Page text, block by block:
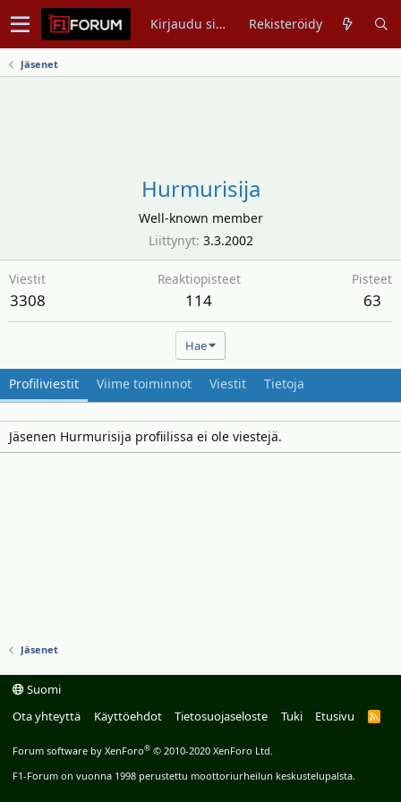
Kirjaudu sisään Rekisteröidy
Jäsenet
Hurmurisija
Well-known member
Liittynyt 3.3.2002
Viestit
3308
Reaktiopisteet
114
Pisteet
63
Hae
Profiliviestit Viime toiminnot Viestit Tietoja
Jäsenen Hurmurisija profiilissa ei ole viestejä.
Jäsenet
Suomi
Ota yhteyttä
Käyttöehdot Tietosuojaseloste Tuki Etusivu
R
Forum software by XenForo® © 2010-2020 XenForo Ltd.
F1-Forum on vuonna 1998 perustettu moottoriurheilun keskustelupalsta.